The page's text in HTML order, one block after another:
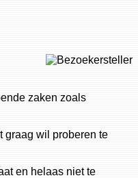
zaken zoals
graag wil proberen te
en helaas niet te